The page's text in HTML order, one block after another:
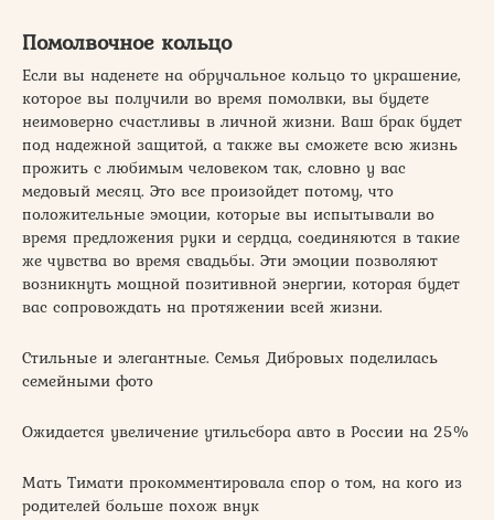
Помолвочное кольцо
Если вы наденете на обручальное кольцо то украшение,
которое вы получили во время помолвки, вы будете
неимоверно счастливы в личной жизни. Ваш брак будет
под надежной защитой, а также вы сможете всю жизнь
прожить с любимым человеком так, словно у вас
медовый месяц. Это все произойдет потому, что
положительные эмоции, которые вы испытывали во
время предложения руки и сердца, соединяются в такие
же чувства во время свадьбы. Эти эмоции позволяют
возникнуть мощной позитивной энергии, которая будет
вас сопровождать на протяжении всей жизни.
Стильные и элегантные. Семья Дибровых поделилась
семейными фото
Ожидается увеличение утильсбора авто в России на 25%
Мать Тимати прокомментировала спор о том, на кого из
родителей больше похож внук